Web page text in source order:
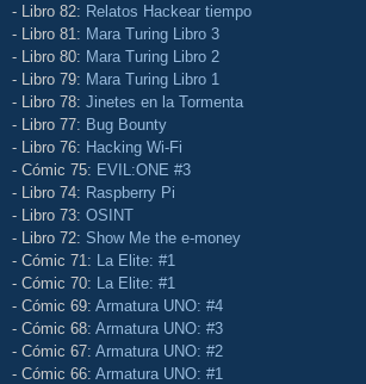
- Libro 82: Relatos Hackear tiempo
- Libro 81: Mara Turing Libro 3
- Libro 80: Mara Turing Libro 2
- Libro 79: Mara Turing Libro 1
- Libro 78: Jinetes en la Tormenta
- Libro 77: Bug Bounty
- Libro 76: Hacking Wi-Fi
- Cómic 75: EVIL:ONE #3
- Libro 74: Raspberry Pi
- Libro 73: OSINT
- Libro 72: Show Me the e-money
- Cómic 71: La Elite: #1
- Cómic 70: La Elite: #1
- Cómic 69: Armatura UNO: #4
- Cómic 68: Armatura UNO: #3
- Cómic 67: Armatura UNO: #2
- Cómic 66: Armatura UNO: #1